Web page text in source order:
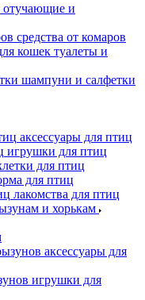
и
средства от комаров
туалеты и
шампуни и салфетки
аксессуары для птиц
игрушки для птиц
для птиц
для птиц
лакомства для птиц
и хорькам
аксессуары для
игрушки для